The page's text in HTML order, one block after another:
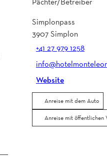
Simplonpass
3907Simplon
+41 27 979 1258
Website
Anreise mit dem Auto
Anreise mit öffentlichen